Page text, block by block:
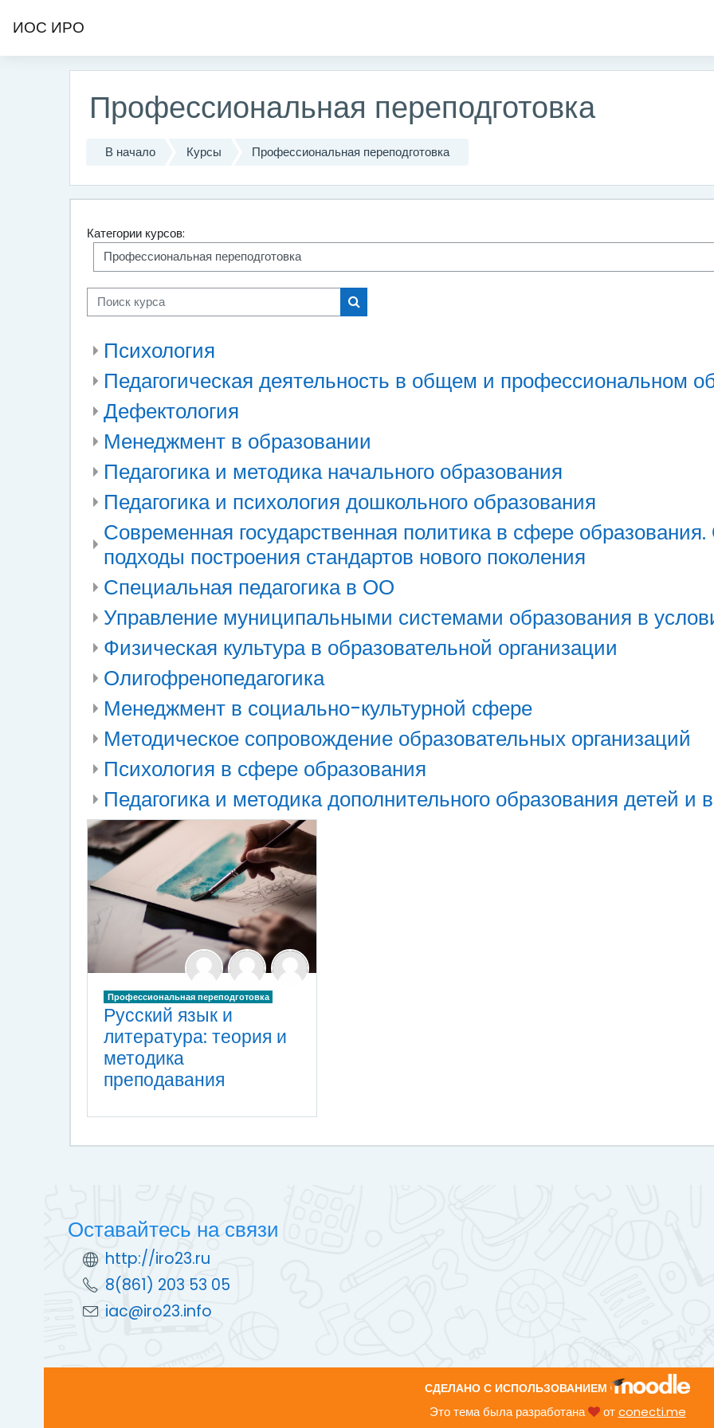
ИОС ИРО
Профессиональная переподготовка
В начало Курсы Профессиональная переподготовка
Категории курсов:
Поиск курса
Поиск курса
Психология
Педагогическая деятельность в общем и профессиональном
Дефектология
Менеджмент в образовании
Педагогика и методика начального образования
Педагогика и психология дошкольного образования
Современная государственная политика в сфере
подходы построения стандартов нового поколения
Специальная педагогика в ОО
Управление муниципальными системами образования в
Физическая культура в образовательной организации
Олигофренопедагогика
Менеджмент в социально-культурной сфере
Методическое сопровождение образовательных организаций
Психология в сфере образования
Педагогика и методика дополнительного образования детей и
Профессиональная переподготовка
Русский язык и
литература: теория и
методика
преподавания
Оставайтесь на связи
http://iro23.ru
8(861) 203 53 05
iac@iro23.info
СДЕЛАНО С ИСПОЛЬЗОВАНИЕМ
Это тема была разработана отconecti.me